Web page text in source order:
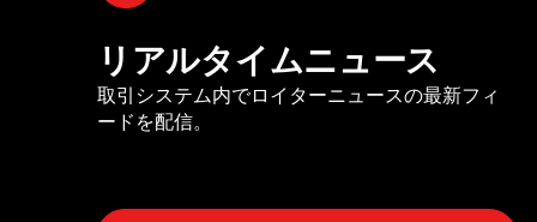
リアルタイムニュース
取引システム内でロイターニュースの最新フィ
ードを配信。